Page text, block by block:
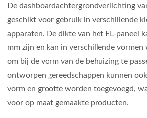
De dashboardachtergrondverlichting
geschikt voor gebruik in verschillende
apparaten. De dikte van het EL-paneel
mm zijn en kan in verschillende
om bij de vorm van de behuizing te
ontworpen gereedschappen kunnen
vorm en grootte worden toegevoegd,
voor op maat gemaakte producten.